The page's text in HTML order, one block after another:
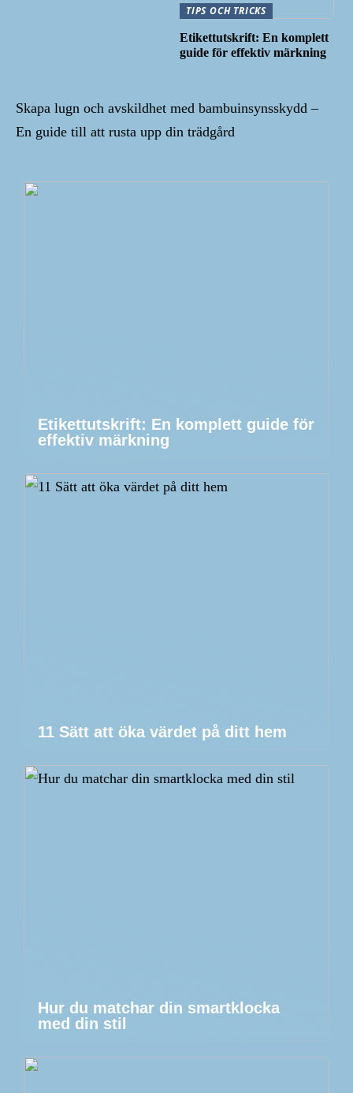
TIPS OCH TRICKS
Etikettutskrift: En komplett
guide för effektiv märkning
Skapa lugn och avskildhet med bambuinsynsskydd –
En guide till att rusta upp din trädgård
Etikettutskrift: En komplett guide för
effektiv märkning
11 Sätt att öka värdet på ditt hem
Hur du matchar din smartklocka
med din stil